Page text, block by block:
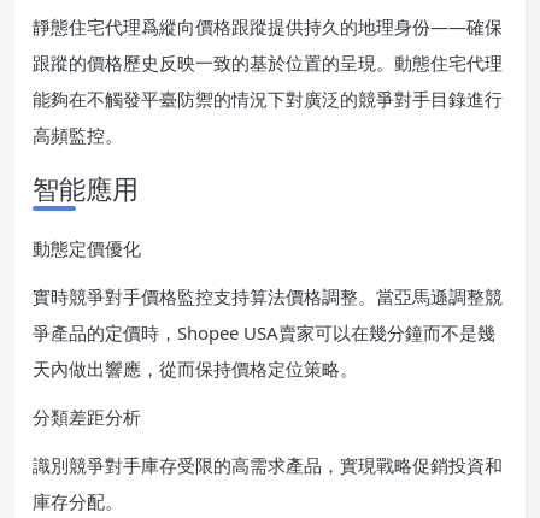
靜態住宅代理爲縱向價格跟蹤提供持久的地理身份——確保
跟蹤的價格歷史反映一致的基於位置的呈現。動態住宅代理
能夠在不觸發平臺防禦的情況下對廣泛的競爭對手目錄進行
高頻監控。
智能應用
動態定價優化
實時競爭對手價格監控支持算法價格調整。當亞馬遜調整競
爭產品的定價時，Shopee USA賣家可以在幾分鐘而不是幾
天內做出響應，從而保持價格定位策略。
分類差距分析
識別競爭對手庫存受限的高需求產品，實現戰略促銷投資和
庫存分配。